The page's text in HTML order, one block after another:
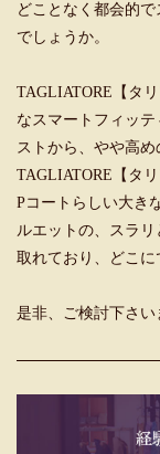
どことなく都会的
でしょうか。
TAGLIATORE【タ
なスマートフィッ
ストから、やや高
TAGLIATORE【タ
Pコートらしい大き
ルエットの、スラ
取れており、どこに
是非、ご検討下さい